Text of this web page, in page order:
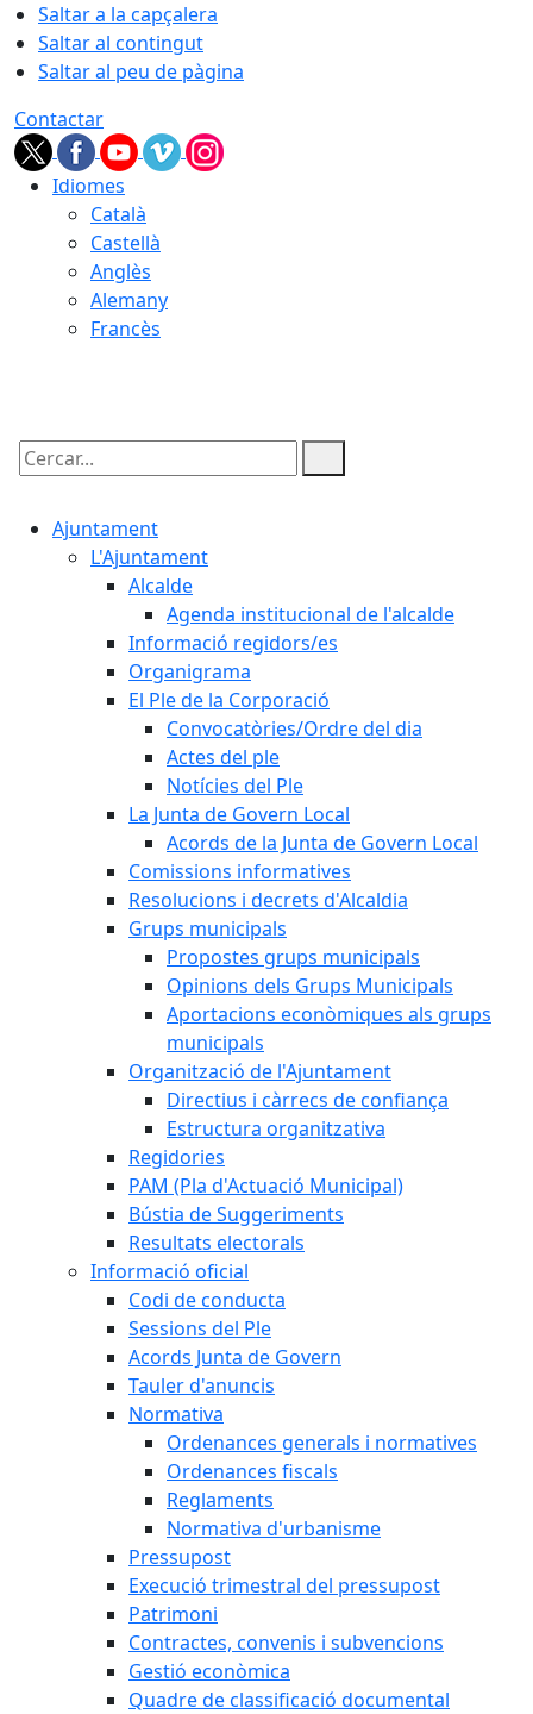
Saltar a la capçalera
Saltar al contingut
Saltar al peu de pàgina
Contactar
Idiomes
Català
Castellà
Anglès
Alemany
Francès
Cercar:
Ajuntament
L'Ajuntament
Alcalde
Agenda institucional de l'alcalde
Informació regidors/es
Organigrama
El Ple de la Corporació
Convocatòries/Ordre del dia
Actes del ple
Notícies del Ple
La Junta de Govern Local
Acords de la Junta de Govern Local
Comissions informatives
Resolucions i decrets d'Alcaldia
Grups municipals
Propostes grups municipals
Opinions dels Grups Municipals
Aportacions econòmiques als grups
municipals
Organització de l'Ajuntament
Directius i càrrecs de confiança
Estructura organitzativa
Regidories
PAM (Pla d'Actuació Municipal)
Bústia de Suggeriments
Resultats electorals
Informació oficial
Codi de conducta
Sessions del Ple
Acords Junta de Govern
Tauler d'anuncis
Normativa
Ordenances generals i normatives
Ordenances fiscals
Reglaments
Normativa d'urbanisme
Pressupost
Execució trimestral del pressupost
Patrimoni
Contractes, convenis i subvencions
Gestió econòmica
Quadre de classificació documental